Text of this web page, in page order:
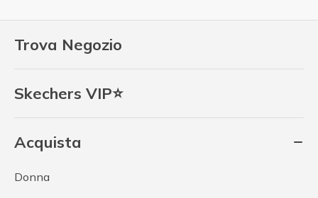
Trova Negozio
Skechers VIP⭐
Acquista
Donna